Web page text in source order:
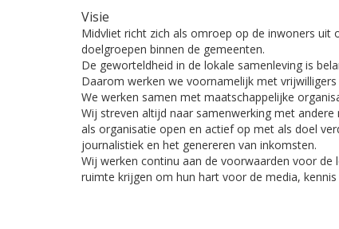
Visie
Midvliet richt zich als omroep op de inwoners uit
doelgroepen binnen de gemeenten.
De geworteldheid in de lokale samenleving is
Daarom werken we voornamelijk met
We werken samen met maatschappelijke
Wij streven altijd naar samenwerking met
als organisatie open en actief op met als doel
journalistiek en het genereren van inkomsten.
Wij werken continu aan de voorwaarden voor
ruimte krijgen om hun hart voor de media,